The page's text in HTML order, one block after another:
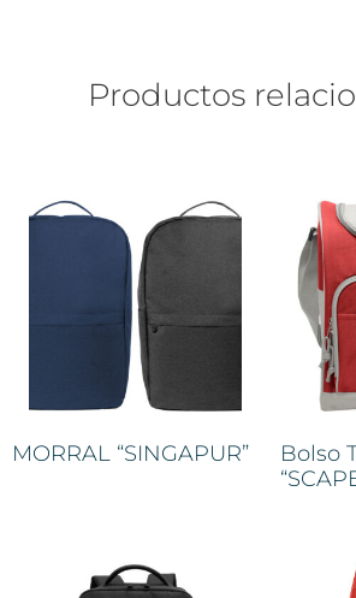
Productos
MORRAL “SINGAPUR”
Bolso